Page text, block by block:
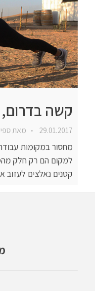
קשה
29.01.2017 מאת
מחסור במקומות
למקום הם רק חלק
קטנים נאלצים לעזוב